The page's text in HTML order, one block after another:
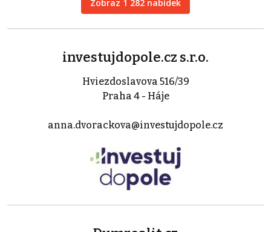
Zobraz 1 282 nabídek
investujdopole.cz s.r.o.
Hviezdoslavova 516/39
Praha 4 - Háje
anna.dvorackova@investujdopole.cz